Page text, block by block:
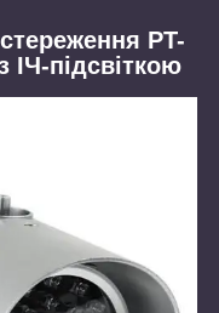
PT-
ІЧ-підсвіткою